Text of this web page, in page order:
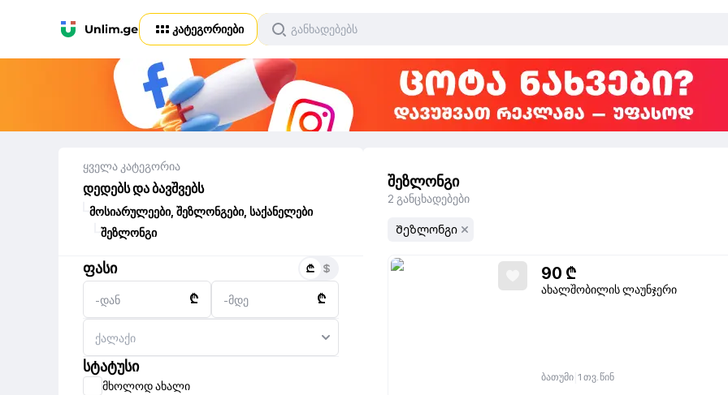
კატეგორიები
ყველა კატეგორია
დედებს და ბავშვებს
მოსიარულეები, შეზლონგები, საქანელები
შეზლონგი
ფასი
-დან ₾ -მდე ₾
სტატუსი
მხოლოდ ახალი
შეზლონგი
2 განცხადებები
Შეზლონგი
90 ₾
ახალშობილის ლაუნჯერი
ბათუმი 1 თვ. წინ